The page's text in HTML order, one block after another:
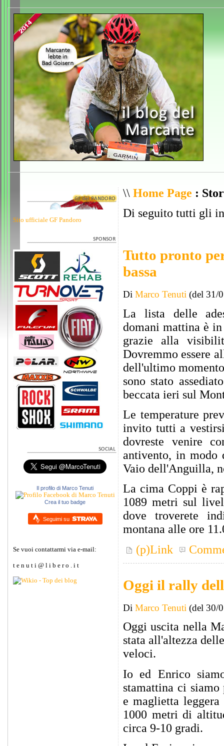
Sito ufficiale GF Pandoro
Il profilo di Marco Tenuti
Crea il tuo badge
Seguimi su
Se vuoi contattarmi via e-mail:
t e n u t i @ l i b e r o . i t
\\ Home Page :
Di seguito tutti gli
Tutto pronto
bassa
Di Marco Tenuti (del 31/
La lista delle
domani mattina è in
grazie alla
Dovremmo essere
dell'ultimo
sono stato
beccata ieri sul
Le temperature
invito tutti a
dovreste venire
antivento, in modo
Vaio dell'Anguilla,
La cima Coppi è
1089 metri sul
dove troverete
montana alle ore
(p)Link
Oggi il rally
Di Marco Tenuti (del 30/
Oggi uscita nella
stata all'altezza
veloci.
Io ed Enrico
stamattina ci siamo
e maglietta
1000 metri di
circa 9-10 gradi.